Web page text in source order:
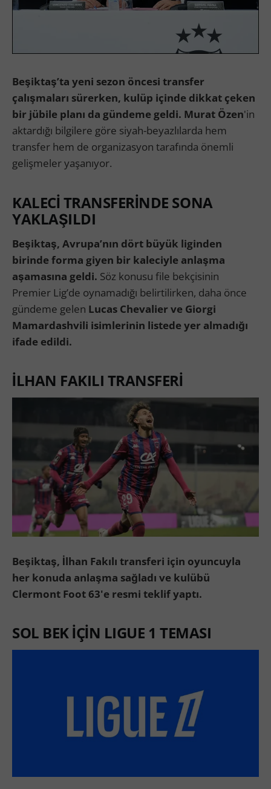
Beşiktaş’ta yeni sezon öncesi transfer
çalışmaları sürerken, kulüp içinde dikkat çeken
bir jübile planı da gündeme geldi. Murat Özen'in
aktardığı bilgilere göre siyah-beyazlılarda hem
transfer hem de organizasyon tarafında önemli
gelişmeler yaşanıyor.
KALECİ TRANSFERİNDE SONA
YAKLAŞILDI
Beşiktaş, Avrupa’nın dört büyük liginden
birinde forma giyen bir kaleciyle anlaşma
aşamasına geldi. Söz konusu file bekçisinin
Premier Lig’de oynamadığı belirtilirken, daha önce
gündeme gelen Lucas Chevalier ve Giorgi
Mamardashvili isimlerinin listede yer almadığı
ifade edildi.
İLHAN FAKILI TRANSFERİ
Beşiktaş, İlhan Fakılı transferi için oyuncuyla
her konuda anlaşma sağladı ve kulübü
Clermont Foot 63'e resmi teklif yaptı.
SOL BEK İÇİN LIGUE 1 TEMASI